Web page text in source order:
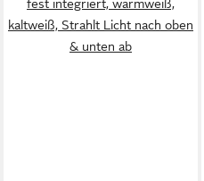
fest integriert, warmweiß,
kaltweiß, Strahlt Licht nach oben
& unten ab